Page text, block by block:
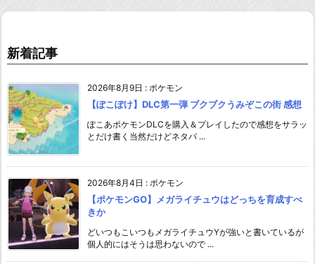
新着記事
2026年8月9日 : ポケモン
【ぽこぽけ】DLC第一弾 ブクブクうみぞこの街 感想
ぽこあポケモンDLCを購入＆プレイしたので感想をサラッ
とだけ書く当然だけどネタバ ...
2026年8月4日 : ポケモン
【ポケモンGO】メガライチュウはどっちを育成すべ
きか
どいつもこいつもメガライチュウYが強いと書いているが
個人的にはそうは思わないので ...